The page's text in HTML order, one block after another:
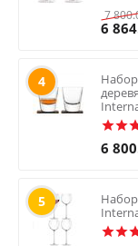
7
6
4
Набор
6
5
Набор